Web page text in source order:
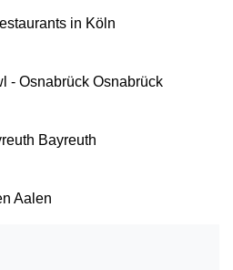
in Köln
- Osnabrück Osnabrück
Bayreuth
Aalen